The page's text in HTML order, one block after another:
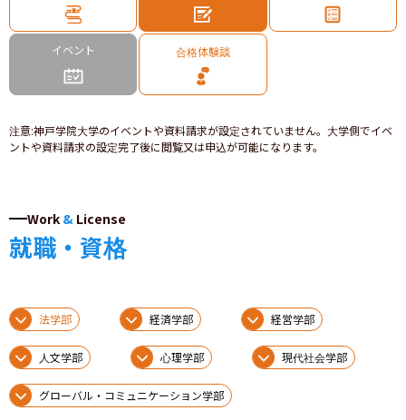
イベント 合格体験談
注意:神戸学院大学のイベントや資料請求が設定されていません。大学側でイベ
ントや資料請求の設定完了後に閲覧又は申込が可能になります。
Work & License
就職・資格
法学部 経済学部 経営学部
人文学部 心理学部 現代社会学部
グローバル・コミュニケーション学部